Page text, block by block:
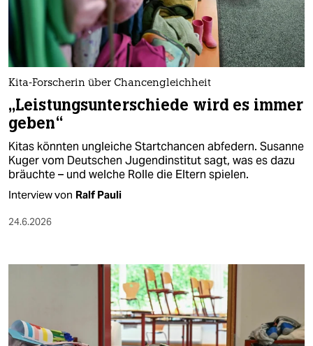
Kita-Forscherin über Chancengleichheit
„Leistungsunterschiede wird es immer
geben“
Kitas könnten ungleiche Startchancen abfedern. Susanne
Kuger vom Deutschen Jugendinstitut sagt, was es dazu
bräuchte – und welche Rolle die Eltern spielen.
Interview von Ralf Pauli
24.6.2026